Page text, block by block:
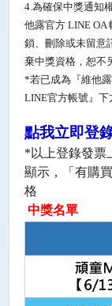
4.為確保中獎通知
他露官方LINE OA
鎖、刪除或未留意
棄中獎資格，恕不
*若已成為『維他
LINE官方帳號』下
點我立即登
* 以上登錄發票
顯示，「有購
格
中獎名單